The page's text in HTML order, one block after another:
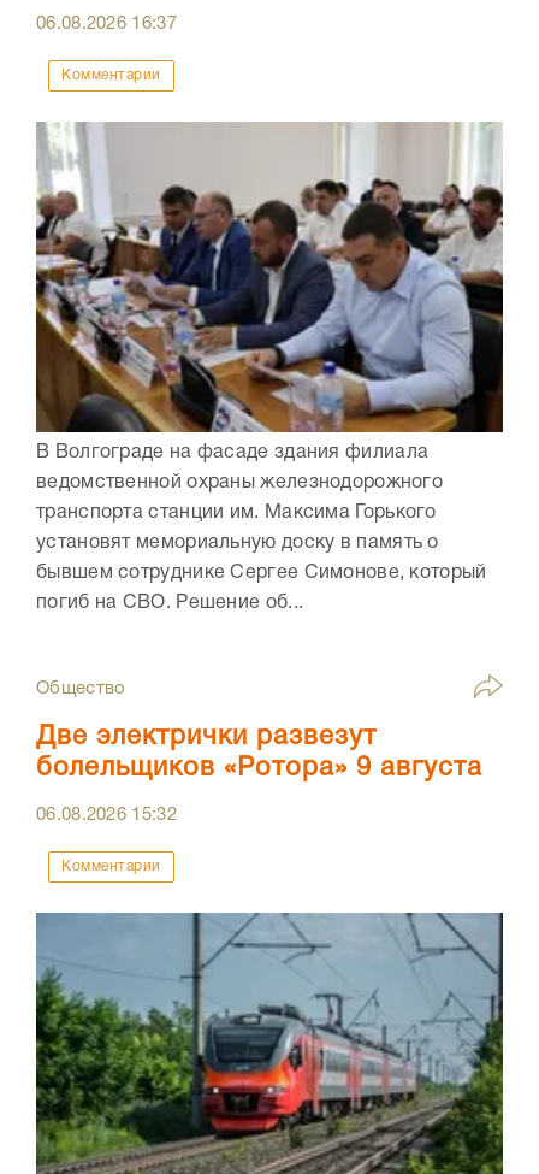
06.08.2026 16:37
Комментарии
В Волгограде на фасаде здания филиала
ведомственной охраны железнодорожного
транспорта станции им. Максима Горького
установят мемориальную доску в память о
бывшем сотруднике Сергее Симонове, который
погиб на СВО. Решение об...
Общество
Две электрички развезут
болельщиков «Ротора» 9 августа
06.08.2026 15:32
Комментарии